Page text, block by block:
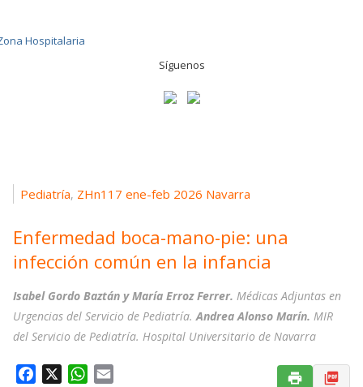
Síguenos
Pediatría, ZHn117 ene-feb 2026 Navarra
Enfermedad boca-mano-pie: una
infección común en la infancia
Isabel Gordo Baztán y María Erroz Ferrer. Médicas Adjuntas en
Urgencias del Servicio de Pediatría.Andrea Alonso Marín. MIR
del Servicio de Pediatría. Hospital Universitario de Navarra
W